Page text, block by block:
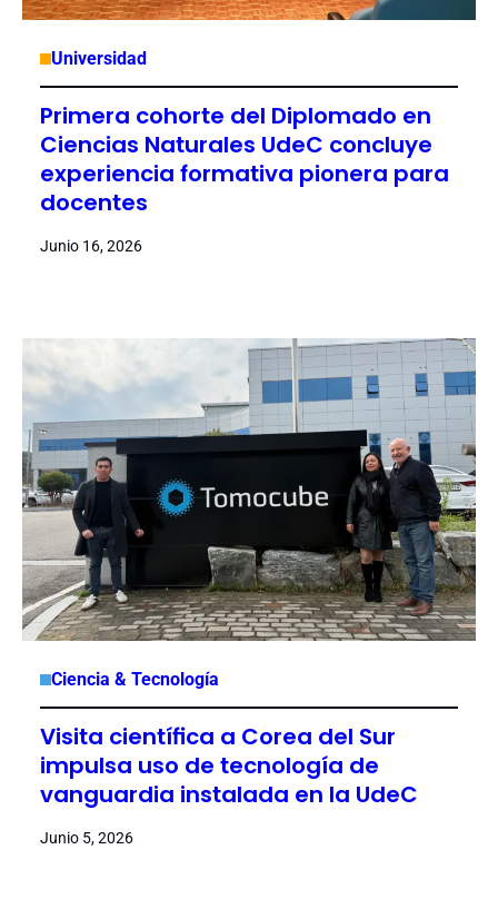
Universidad
Primera cohorte del Diplomado en
Ciencias Naturales UdeC concluye
experiencia formativa pionera para
docentes
Junio 16, 2026
Ciencia & Tecnología
Visita científica a Corea del Sur
impulsa uso de tecnología de
vanguardia instalada en la UdeC
Junio 5, 2026